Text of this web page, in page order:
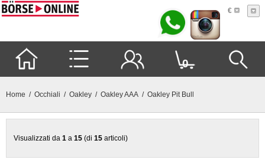
€
0
Home / Occhiali / Oakley / Oakley AAA / Oakley Pit Bull
Visualizzati da 1 a 15 (di 15 articoli)